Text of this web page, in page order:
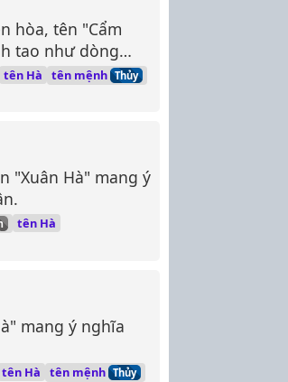
hòa, tên "Cẩm
tao như dòng
tên Hà tên mệnh Thủy
"Xuân Hà" mang ý
tên Hà
mang ý nghĩa
tên Hà tên mệnh Thủy